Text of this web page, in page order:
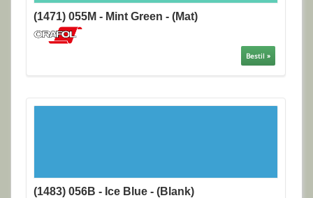
(1471) 055M - Mint Green - (Mat)
Bestil »
(1483) 056B - Ice Blue - (Blank)